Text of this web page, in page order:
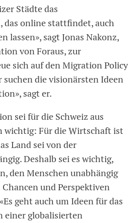
Städte das
das online stattfindet, auch
lassen», sagt Jonas Nakonz,
von Foraus, zur
sich auf den Migration Policy
suchen die visionärsten Ideen
sagt er.
sei für die Schweiz aus
wichtig: Für die Wirtschaft ist
Land sei von der
Deshalb sei es wichtig,
den Menschen unabhängig
und Perspektiven
geht auch um Ideen für das
einer globalisierten